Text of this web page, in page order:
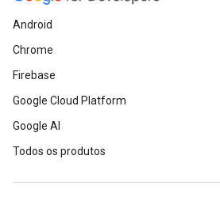
Android
Chrome
Firebase
Google Cloud Platform
Google AI
Todos os produtos